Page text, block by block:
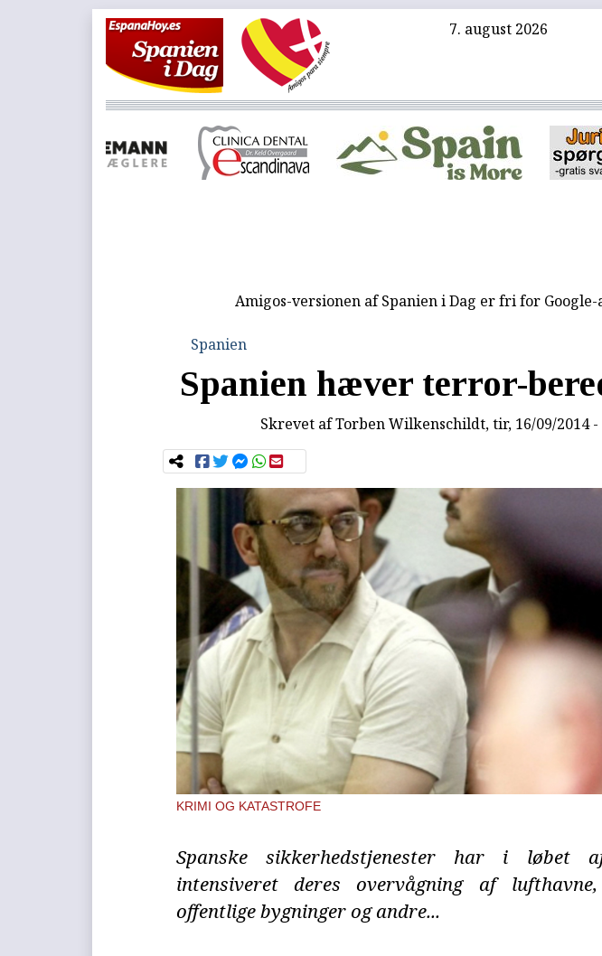
7. august 2026
Amigos-versionen af Spanien i Dag er fri for
Spanien
Spanien hæver terror-
Skrevet afTorben Wilkenschildt, tir, 16/09/2014 -
KRIMI OG KATASTROFE
Spanske sikkerhedstjenester har i løbet
intensiveret deres overvågning af
offentlige bygninger og andre...